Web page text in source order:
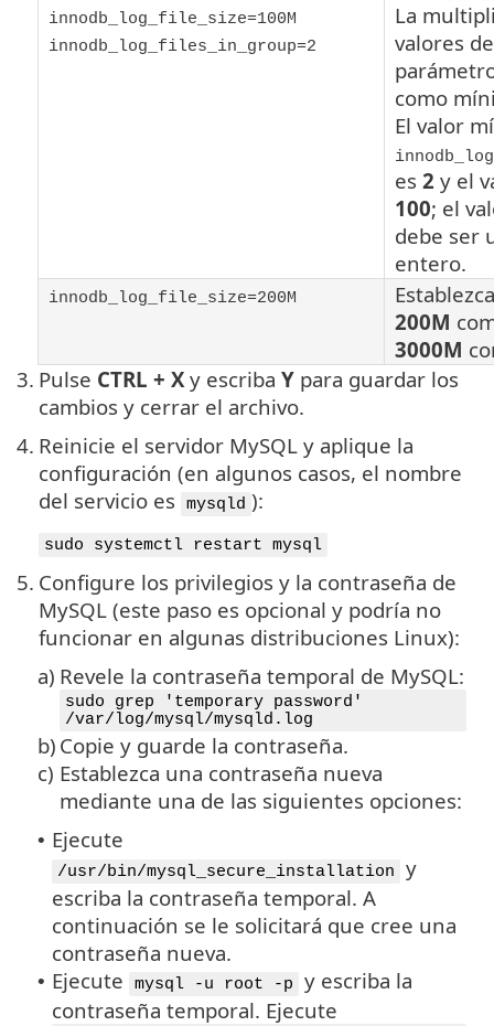
innodb_log_file_size=100M
innodb_log_files_in_group=2
La
valores
como
El valor
es 2 y el
100; el
debe ser
entero.
innodb_log_file_size=200M
200M
3000M
3. Pulse CTRL + Xy escriba Y para guardar los
cambios y cerrar el archivo.
4. Reinicie el servidor MySQL y aplique la
configuración (en algunos casos, el nombre
del servicio es
mysqld ):
sudo systemctl restart mysql
5. Configure los privilegios y la contraseña de
MySQL (este paso es opcional y podría no
funcionar en algunas distribuciones Linux):
a) Revele la contraseña temporal de MySQL:
sudo grep 'temporary password'
/var/log/mysql/mysqld.log
b) Copie y guarde la contraseña.
c) Establezca una contraseña nueva
mediante una de las siguientes opciones:
• Ejecute
/usr/bin/mysql_secure_installation
y
escriba la contraseña temporal. A
continuación se le solicitará que cree una
contraseña nueva.
• Ejecute mysql -u root -p
y escriba la
contraseña temporal. Ejecute